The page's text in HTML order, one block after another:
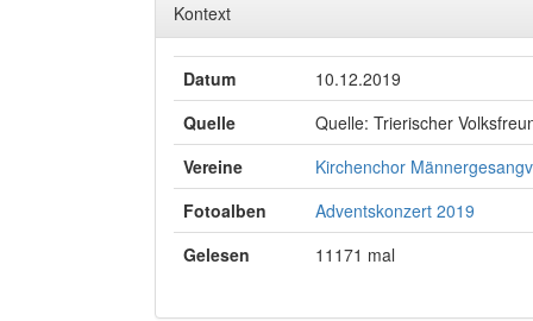
Kontext
Datum
10.12.2019
Quelle
Quelle: Trierischer
Vereine
Kirchenchor
Fotoalben
Adventskonzert 2019
Gelesen
11171 mal